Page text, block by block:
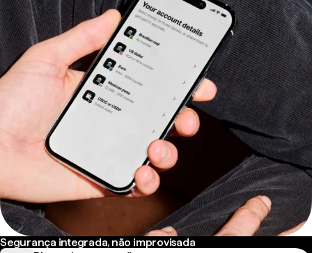
Segurança integrada, não improvisada